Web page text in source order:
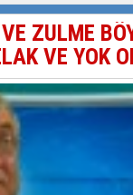
EN AZ 143 BİN
ZULME
VE YOK